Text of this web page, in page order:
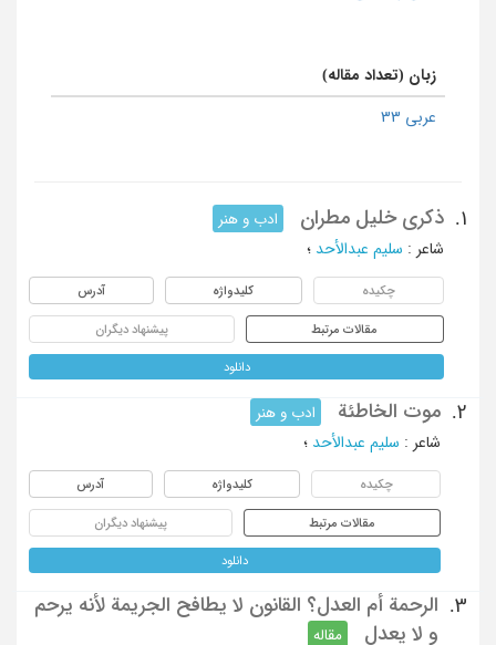
زبان (تعداد مقاله)
عربی 33
1. ذکری خلیل مطران
ادب و هنر
شاعر : سلیم عبدالأحد ؛
چکیده کلیدواژه آدرس
مقالات مرتبط پیشنهاد دیگران
دانلود
2. موت الخاطئة
ادب و هنر
شاعر : سلیم عبدالأحد ؛
چکیده کلیدواژه آدرس
مقالات مرتبط پیشنهاد دیگران
دانلود
3.
الرحمة أم العدل؟ القانون لا یطافح الجریمة لأنه یرحم
و لا یعدل
مقاله